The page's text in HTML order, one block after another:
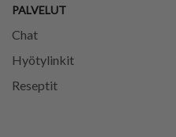
PALVELUT
Chat
Hyötylinkit
Reseptit